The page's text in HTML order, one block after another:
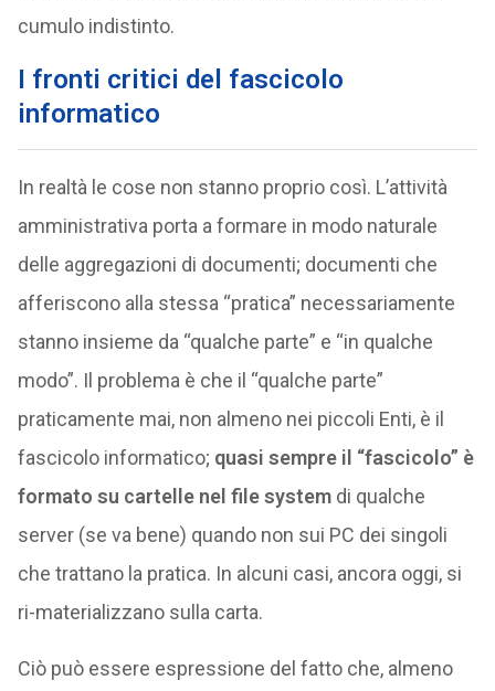
cumulo indistinto.
I fronti critici del fascicolo
informatico
In realtà le cose non stanno proprio così. L’attività
amministrativa porta a formare in modo naturale
delle aggregazioni di documenti; documenti che
afferiscono alla stessa “pratica” necessariamente
stanno insieme da “qualche parte” e “in qualche
modo”. Il problema è che il “qualche parte”
praticamente mai, non almeno nei piccoli Enti, è il
fascicolo informatico; quasi sempre il “fascicolo” è
formato su cartelle nel file systemdi qualche
server (se va bene) quando non sui PC dei singoli
che trattano la pratica. In alcuni casi, ancora oggi, si
ri-materializzano sulla carta.
Ciò può essere espressione del fatto che, almeno